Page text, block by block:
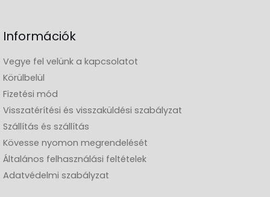
Információk
Vegye fel velünk a kapcsolatot
Körülbelül
Fizetési mód
Visszatérítési és visszaküldési szabályzat
Szállítás és szállítás
Kövesse nyomon megrendelését
Általános felhasználási feltételek
Adatvédelmi szabályzat